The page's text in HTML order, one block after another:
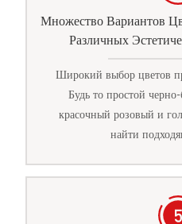
Множество Вариантов
Различных
Широкий выбор цветов
Будь то простой
красочный розовый и
найти